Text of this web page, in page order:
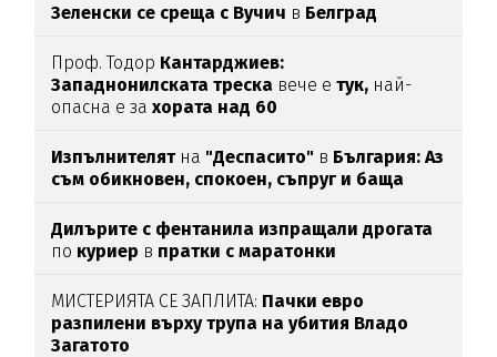
Зеленски се среща с Вучич в Белград
Проф. Тодор Кантарджиев:
Западнонилската треска вече етук, най-
опасна е захората над 60
Изпълнителятна "Деспасито" в България: Аз
съм обикновен, спокоен, съпруг и баща
Дилърите с фентанила изпращали дрогата
по куриер в пратки с маратонки
МИСТЕРИЯТА СЕ ЗАПЛИТА: Пачки евро
разпилени върху трупа на убития Владо
Загатото